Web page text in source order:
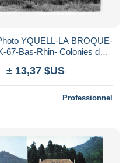
YQUELL-LA BROQUE-
67-Bas-Rhin- Colonies de
Bruche
± 13,37 $US
Professionnel